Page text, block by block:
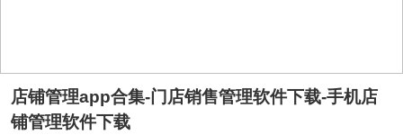
店铺管理app合集-门店销售管理软件下载-手机店
铺管理软件下载